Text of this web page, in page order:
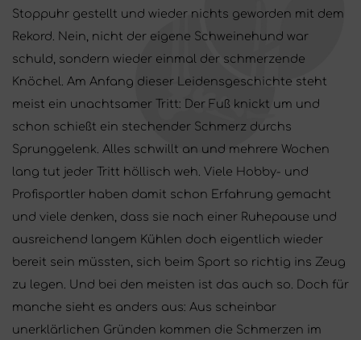
Stoppuhr gestellt und wieder nichts geworden mit dem
Rekord. Nein, nicht der eigene Schweinehund war
schuld, sondern wieder einmal der schmerzende
Knöchel. Am Anfang dieser Leidensgeschichte steht
meist ein unachtsamer Tritt: Der Fuß knickt um und
schon schießt ein stechender Schmerz durchs
Sprunggelenk. Alles schwillt an und mehrere Wochen
lang tut jeder Tritt höllisch weh. Viele Hobby- und
Profisportler haben damit schon Erfahrung gemacht
und viele denken, dass sie nach einer Ruhepause und
ausreichend langem Kühlen doch eigentlich wieder
bereit sein müssten, sich beim Sport so richtig ins Zeug
zu legen. Und bei den meisten ist das auch so. Doch für
manche sieht es anders aus: Aus scheinbar
unerklärlichen Gründen kommen die Schmerzen im